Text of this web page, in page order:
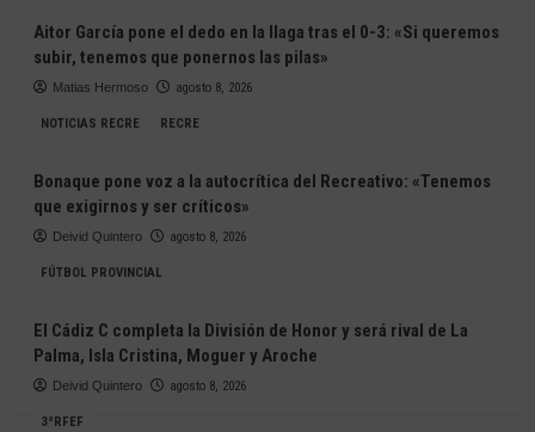
Aitor García pone el dedo en la llaga tras el 0-3: «Si queremos
subir, tenemos que ponernos las pilas»
Matias Hermoso agosto 8, 2026
NOTICIAS RECRE RECRE
Bonaque pone voz a la autocrítica del Recreativo: «Tenemos
que exigirnos y ser críticos»
Deivid Quintero agosto 8, 2026
FÚTBOL PROVINCIAL
El Cádiz C completa la División de Honor y será rival de La
Palma, Isla Cristina, Moguer y Aroche
Deivid Quintero agosto 8, 2026
3ªRFEF